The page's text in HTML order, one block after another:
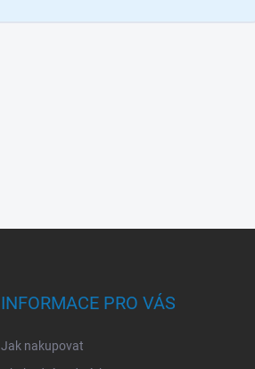
INFORMACE PRO VÁS
Jak nakupovat